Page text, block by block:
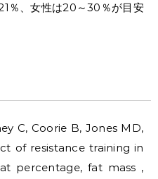
％、女性は20～30％が目安
C, Coorie B, Jones MD,
of resistance training in
percentage, fat mass ,